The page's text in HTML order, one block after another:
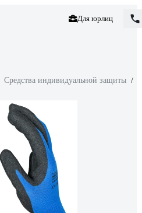
Для юрлиц
Средства индивидуальной защиты /